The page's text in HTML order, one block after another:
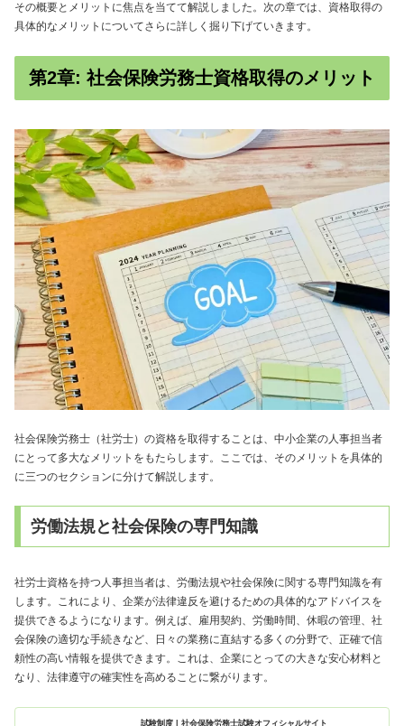
その概要とメリットに焦点を当てて解説しました。次の章では、資格取得の
具体的なメリットについてさらに詳しく掘り下げていきます。
第2章: 社会保険労務士資格取得のメリット
社会保険労務士（社労士）の資格を取得することは、中小企業の人事担当者
にとって多大なメリットをもたらします。ここでは、そのメリットを具体的
に三つのセクションに分けて解説します。
労働法規と社会保険の専門知識
社労士資格を持つ人事担当者は、労働法規や社会保険に関する専門知識を有
します。これにより、企業が法律違反を避けるための具体的なアドバイスを
提供できるようになります。例えば、雇用契約、労働時間、休暇の管理、社
会保険の適切な手続きなど、日々の業務に直結する多くの分野で、正確で信
頼性の高い情報を提供できます。これは、企業にとっての大きな安心材料と
なり、法律遵守の確実性を高めることに繋がります。
試験制度 | 社会保険労務士試験オフィシャルサイト